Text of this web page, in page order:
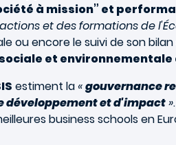
à mission” et
et des formations de
ou encore le suivi de son
et environnementale
estiment la«gouvernance
développement et d'impact»
business schools en